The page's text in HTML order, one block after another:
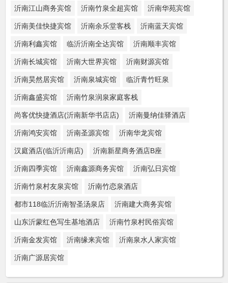
沂南江山商务宾馆 沂南竹泉全超宾馆 沂南华苑宾馆
沂南美佳快捷宾馆 沂南余乐堂客栈 沂南蓝天宾馆
沂南利鑫宾馆 临沂沂南全达宾馆 沂南顺丰宾馆
沂南长城宾馆 沂南大世界宾馆 沂南财源宾馆
沂南昊然居宾馆 沂南泉城宾馆 临沂青竹旺泉
沂南鑫盛宾馆 沂南竹泉润泉家庭客栈
尚客优快捷酒店(沂南新华书店店) 沂南曼纳佳驿酒店
沂南鸿安宾馆 沂南圣源宾馆 沂南华龙宾馆
汉庭酒店(临沂沂南店) 沂南新星商务酒店B座
沂南四季宾馆 沂南鑫源商务宾馆 沂南弘日宾馆
沂南竹泉村友泉宾馆 沂南竹恋泉酒店
都市118临沂沂南智圣汤泉店 沂南建大商务宾馆
山东沂蒙红色写生基地酒店 沂南竹泉村民俗宾馆
沂南金发宾馆 沂南缘来宾馆 沂南泉水人家宾馆
沂南广源居宾馆